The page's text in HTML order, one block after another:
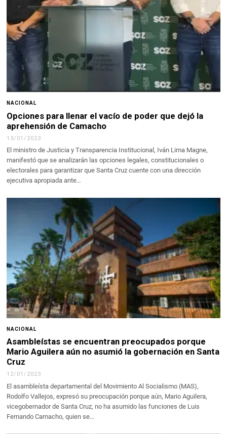
NACIONAL
Opciones para llenar el vacío de poder que dejó la
aprehensión de Camacho
13/01/2023
El ministro de Justicia y Transparencia Institucional, Iván Lima Magne,
manifestó que se analizarán las opciones legales, constitucionales o
electorales para garantizar que Santa Cruz cuente con una dirección
ejecutiva apropiada ante…
NACIONAL
Asambleístas se encuentran preocupados porque
Mario Aguilera aún no asumió la gobernación en Santa
Cruz
12/01/2023
El asambleísta departamental del Movimiento Al Socialismo (MAS),
Rodolfo Vallejos, expresó su preocupación porque aún, Mario Aguilera,
vicegobernador de Santa Cruz, no ha asumido las funciones de Luis
Fernando Camacho, quien se…